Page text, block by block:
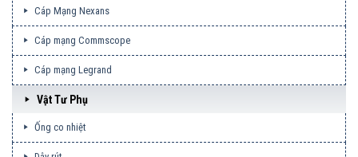
Cáp Mạng Nexans
Cáp mạng Commscope
Cáp mạng Legrand
Vật Tư Phụ
Ống co nhiệt